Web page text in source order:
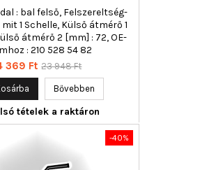
: bal felső, Felszereltség-
1 Schelle, Külső átmérő 1
átmérő 2 [mm] : 72, OE-
: 210 528 54 82
369 Ft Normál
23 948 Ft
Bővebben
tételek a raktáron
-40%